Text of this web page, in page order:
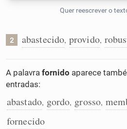
Humanizador de IA
Cata-letras
Caça-palavras
2 abastecido, provido,
A palavra fornido aparece
entradas:
abastado, gordo, grosso,
fornecido